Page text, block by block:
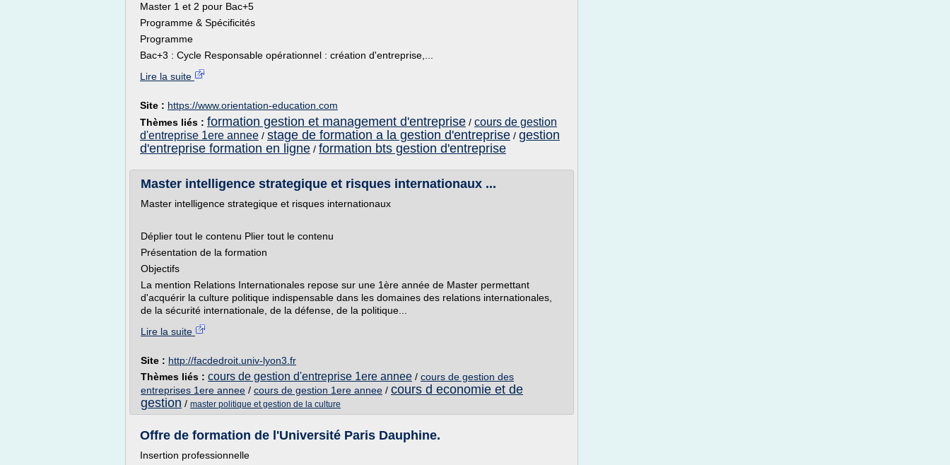
Master 1 et 2 pour Bac+5
Programme & Spécificités
Programme
Bac+3 : Cycle Responsable opérationnel : création d'entreprise,...
Lire la suite
Site : https://www.orientation-education.com
Thèmes liés : formation gestion et management d'entreprise / cours de gestion
d'entreprise 1ere annee / stage de formation a la gestion d'entreprise / gestion
d'entreprise formation en ligne / formation bts gestion d'entreprise
Master intelligence strategique et risques internationaux ...
Master intelligence strategique et risques internationaux
Déplier tout le contenu Plier tout le contenu
Présentation de la formation
Objectifs
La mention Relations Internationales repose sur une 1ère année de Master permettant
d'acquérir la culture politique indispensable dans les domaines des relations internationales,
de la sécurité internationale, de la défense, de la politique...
Lire la suite
Site : http://facdedroit.univ-lyon3.fr
Thèmes liés : cours de gestion d'entreprise 1ere annee / cours de gestion des
entreprises 1ere annee / cours de gestion 1ere annee / cours d economie et de
gestion / master politique et gestion de la culture
Offre de formation de l'Université Paris Dauphine.
Insertion professionnelle